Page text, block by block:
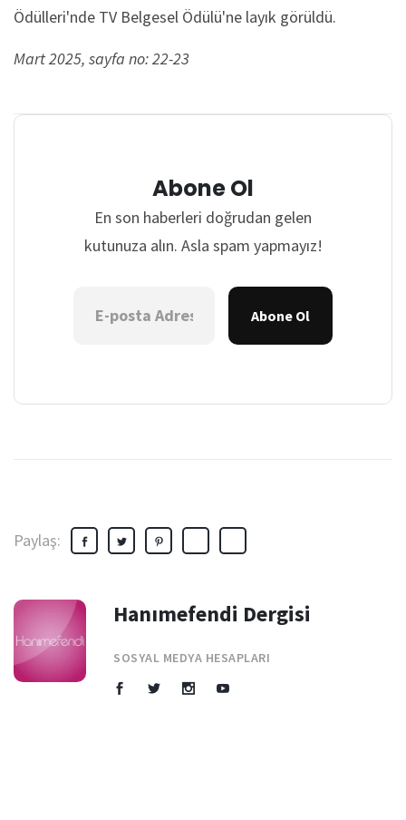
Ödülleri'nde TV Belgesel Ödülü'ne layık görüldü.
Mart 2025, sayfa no: 22-23
Abone Ol
En son haberleri doğrudan gelen
kutunuza alın. Asla spam yapmayız!
Abone Ol
Paylaş:
Hanımefendi Dergisi
SOSYAL MEDYA HESAPLARI